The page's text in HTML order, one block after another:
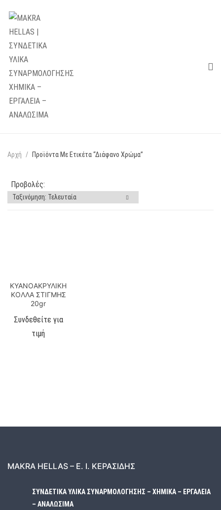
Αρχή Προϊόντα Με Ετικέτα “διάφανο Χρώμα”
Προβολές:
ΚΥΑΝΟΑΚΡΥΛΙΚΗ
ΚΟΛΛΑ ΣΤΙΓΜΗΣ
20gr
Συνδεθείτε για
τιμή
MAKRA HELLAS – Ε. Ι. ΚΕΡΑΣΙΔΗΣ
ΣΥΝΔΕΤΙΚΑ ΥΛΙΚΑ ΣΥΝΑΡΜΟΛΟΓΗΣΗΣ – ΧΗΜΙΚΑ – ΕΡΓΑΛΕΙΑ
– ΑΝΑΛΩΣΙΜΑ